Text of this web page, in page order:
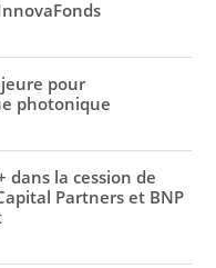
pour
photonique
dans la cession de
Partners et BNP